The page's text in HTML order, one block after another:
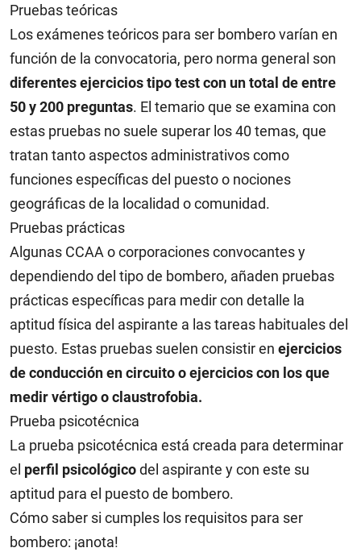
Pruebas teóricas
Los exámenes teóricos para ser bombero varían en
función de la convocatoria, pero norma general son
diferentes ejercicios tipo test con un total de entre
50 y 200 preguntas. El temario que se examina con
estas pruebas no suele superar los 40 temas, que
tratan tanto aspectos administrativos como
funciones específicas del puesto o nociones
geográficas de la localidad o comunidad.
Pruebas prácticas
Algunas CCAA o corporaciones convocantes y
dependiendo del tipo de bombero, añaden pruebas
prácticas específicas para medir con detalle la
aptitud física del aspirante a las tareas habituales del
puesto. Estas pruebas suelen consistir en ejercicios
de conducción en circuito o ejercicios con los que
medir vértigo o claustrofobia.
Prueba psicotécnica
La prueba psicotécnica está creada para determinar
el perfil psicológicodel aspirante y con este su
aptitud para el puesto de bombero.
Cómo saber si cumples los requisitos para ser
bombero: ¡anota!